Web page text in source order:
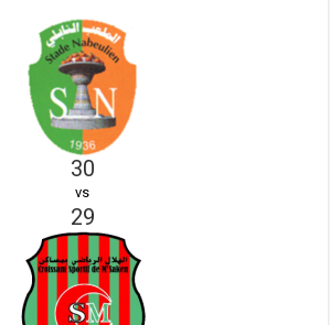
30
vs
29